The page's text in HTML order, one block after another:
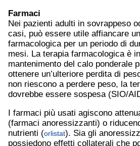
Farmaci
Nei pazienti adulti in sovrappeso
casi, può essere utile affiancare
farmacologica per un periodo di
mesi. La terapia farmacologica è
mantenimento del calo ponderale
ottenere un’ulteriore perdita di
non riescono a perdere peso, la
dovrebbe essere sospesa (SIO/
I farmaci più usati agiscono
(farmaci anoressizzanti) o
nutrienti (orlistat). Sia gli
possiedono effetti collaterali che